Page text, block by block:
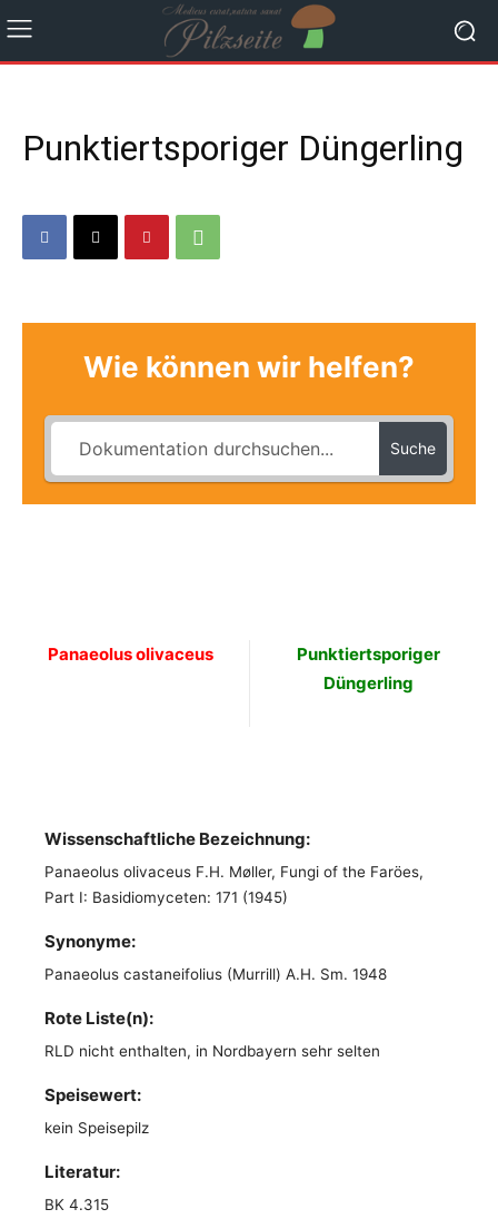
Punktiertsporiger Düngerling
Wie können wir helfen?
Suche
Panaeolus olivaceus
Punktiertsporiger
Düngerling
Wissenschaftliche Bezeichnung:
Panaeolus olivaceus F.H. Møller, Fungi of the Faröes,
Part I: Basidiomyceten: 171 (1945)
Synonyme:
Panaeolus castaneifolius (Murrill) A.H. Sm. 1948
Rote Liste(n):
RLD nicht enthalten, in Nordbayern sehr selten
Speisewert:
kein Speisepilz
Literatur:
BK 4.315